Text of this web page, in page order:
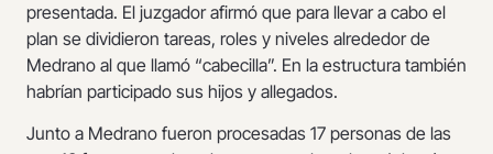
presentada. El juzgador afirmó que para llevar a cabo el
plan se dividieron tareas, roles y niveles alrededor de
Medrano al que llamó “cabecilla”. En la estructura también
habrían participado sus hijos y allegados.
Junto a Medrano fueron procesadas 17 personas de las